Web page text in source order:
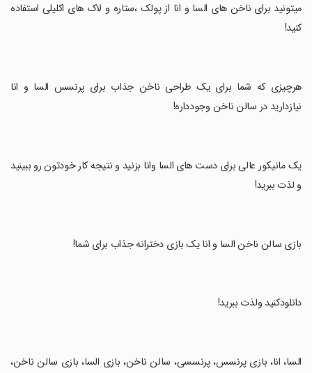
‏میتونید برای ناخن های السا و انا از پولک ،ستاره و لاک های اکلیلی استفاده
کنید!
‏هرچیزی که شما برای یک طراحی ناخن جذاب برای پرنسس السا و انا
نیازدارید در سالن ناخن وجودداره!
‏یک مانیکور عالی برای دست های السا وانا بزنید و نتیجه کار خودتون رو ببینید
و لذت ببرید!
‏بازی سالن ناخن السا و انا یک بازی دخترانه جذاب برای شما!
‏دانلودکنید ولذت ببرید!
‏السا، انا، بازی پرنسس، پرنسسی، سالن ناخن، بازی السا، بازی سالن ناخن،